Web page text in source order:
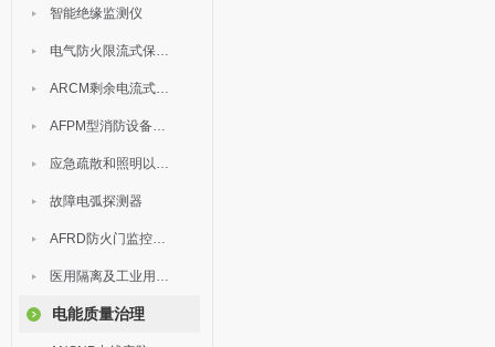
智能绝缘监测仪
电气防火限流式保护器
ARCM剩余电流式电气火灾监控装置
AFPM型消防设备电源监控系统
应急疏散和照明以及灯具
故障电弧探测器
AFRD防火门监控系统
医用隔离及工业用电绝缘检测
电能质量治理